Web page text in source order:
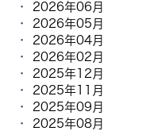
2026年06月
2026年05月
2026年04月
2026年02月
2025年12月
2025年11月
2025年09月
2025年08月